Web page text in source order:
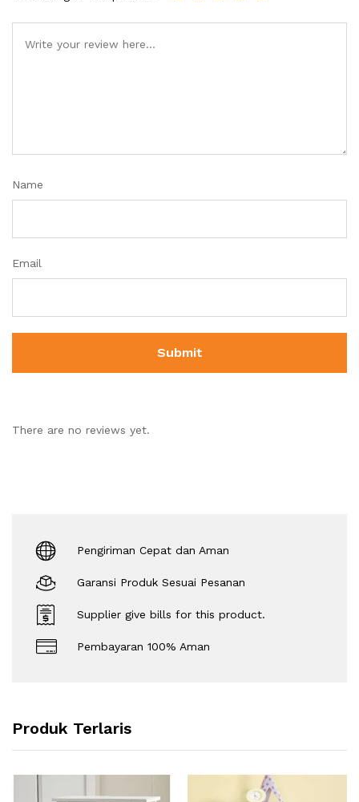
Name
Email
There are no reviews yet.
Pengiriman Cepat dan Aman
Garansi Produk Sesuai Pesanan
Supplier give bills for this product.
Pembayaran 100% Aman
Produk Terlaris